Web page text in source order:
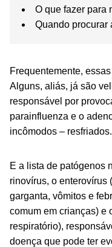
O que fazer para
Quando procurar
Frequentemente,
Alguns, aliás, já são
responsável por
parainfluenza e o
incômodos – resfriados.
E a lista de patógenos
rinovírus, o enterovírus
garganta, vômitos e
comum em crianças) e
respiratório),
doença que pode ter